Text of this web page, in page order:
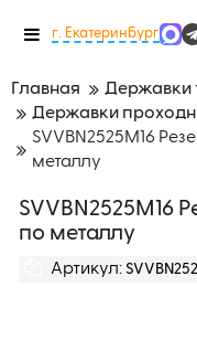
Меню
г. Екатеринбург
Главная
Державки
Державки
SVVBN2525M16
металлу
SVVBN2525M16
по металлу
Артикул: